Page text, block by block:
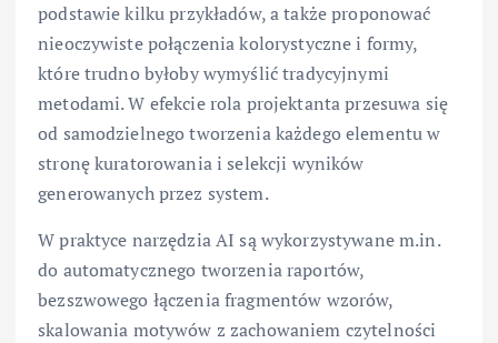
podstawie kilku przykładów, a także proponować
nieoczywiste połączenia kolorystyczne i formy,
które trudno byłoby wymyślić tradycyjnymi
metodami. W efekcie rola projektanta przesuwa się
od samodzielnego tworzenia każdego elementu w
stronę kuratorowania i selekcji wyników
generowanych przez system.
W praktyce narzędzia AI są wykorzystywane m.in.
do automatycznego tworzenia raportów,
bezszwowego łączenia fragmentów wzorów,
skalowania motywów z zachowaniem czytelności